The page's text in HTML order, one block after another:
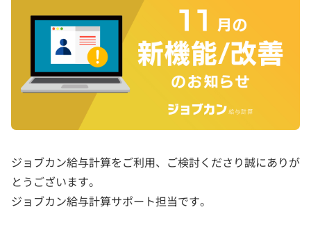
ジョブカン給与計算をご利用、ご検討くださり誠にありが
とうございます。
ジョブカン給与計算サポート担当です。